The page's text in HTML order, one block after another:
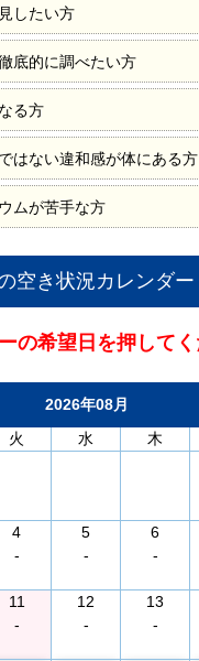
したい方
底的に調べたい方
る方
はない違和感が体にある方
ムが苦手な方
空き状況カレンダー
の希望日を押して
2026年08月
火 水 木
4
-
5
-
6
-
11
-
12
-
13
-